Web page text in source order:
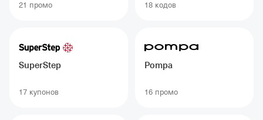
21 промо 18 кодов
SuperStep
17 купонов
Pompa
16 промо